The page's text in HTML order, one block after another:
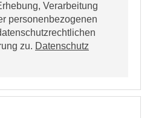
Verarbeitung
personenbezogenen
zu. Datenschutz